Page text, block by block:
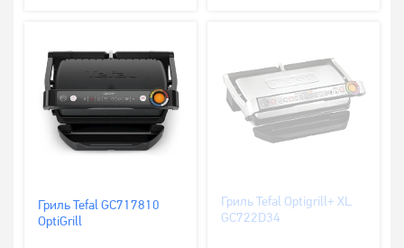
Гриль Tefal GC717810
OptiGrill
Гриль Tefal Optigrill+ XL
GC722D34